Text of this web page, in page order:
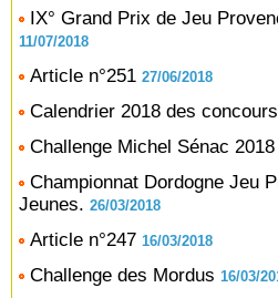
IX° Grand Prix de Jeu
11/07/2018
Article n°251 27/06/2018
Calendrier 2018 des
Challenge Michel Sénac 2018
Championnat Dordogne Jeu
Jeunes. 26/03/2018
Article n°247 16/03/2018
Challenge des Mordus 16/03/